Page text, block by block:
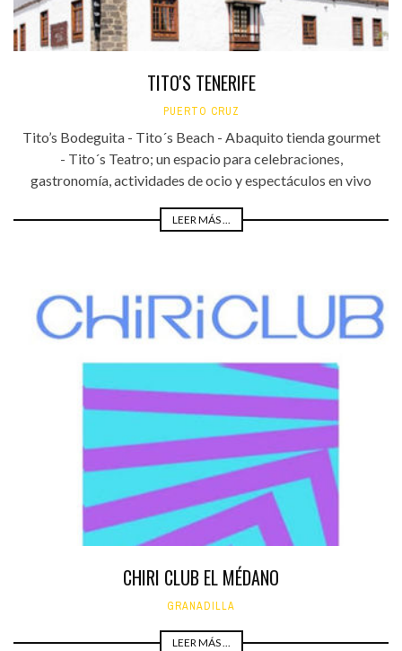
TITO'S TENERIFE
PUERTO CRUZ
Tito’s Bodeguita - Tito´s Beach - Abaquito tienda gourmet
- Tito´s Teatro; un espacio para celebraciones,
gastronomía, actividades de ocio y espectáculos en vivo
LEER MÁS ...
CHIRI CLUB EL MÉDANO
GRANADILLA
LEER MÁS ...